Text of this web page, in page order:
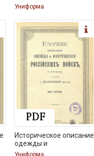
Униформа
Историческое описание
одежды и
Униформа